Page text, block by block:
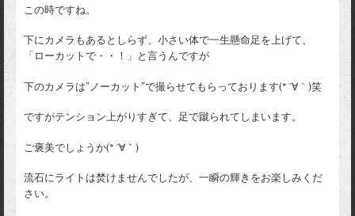
この時ですね。
下にカメラもあるとしらず、小さい体で一生懸命足を上げて、
「ローカットで・・！」と言うんですが
下のカメラは”ノーカット”で撮らせてもらっております(* ´∀｀)笑
ですがテンション上がりすぎて、足で蹴られてしまいます。
ご褒美でしょうか(* ´∀｀)
流石にライトは焚けませんでしたが、一瞬の輝きをお楽しみくだ
さい。